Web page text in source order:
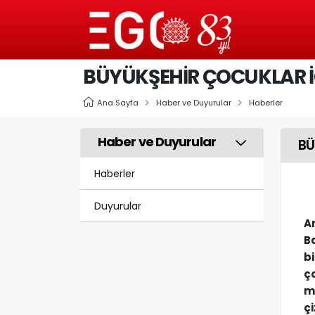
BÜYÜKŞEHİR ÇOCUKLAR
Ana Sayfa Haber ve Duyurular Haberler
Haber ve Duyurular
Haberler
Duyurular